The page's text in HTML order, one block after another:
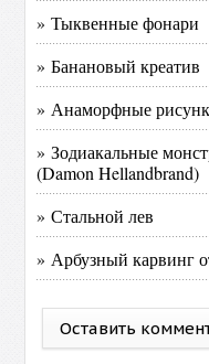
» Тыквенные фонари
» Банановый креатив
» Анаморфные
» Зодиакальные
(Damon Hellandbrand)
» Стальной лев
» Арбузный карвинг
Оставить